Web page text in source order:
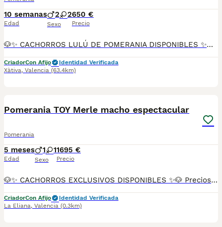
10 semanas
Edad
2 2
Sexo
650 €
Precio
🐶✨ CACHORROS LULÚ DE POMERANIA DISPONIBLES ✨🐶 Preciosa camada de Lulú de Pomerania nacida el 26 de mayo, criada en ambiente familiar con todo el cariño, atención y cuidados necesarios para garantizar cachorros sanos, equilibrados y correctamente socializados. ✅ Pedigree ✅ Vacunas correspondientes a su edad ✅ Desparasitados ✅ Revisión veterinaria ✅ Cartilla sanitaria ✅ Núcleo Zoológico autorizado ✅ Cría familiar 🌟 Disponibles en diferentes colores y variedades: 🐾 Negro fuego 🐾 Mirlo (Merle) 🐾 Parti Color 🐾 Y otros colores disponibles según camada Nuestros cachorros destacan por su abundante pelaje, expresión dulce y excelente carácter. Son criados dentro del hogar, acostumbrados al contacto diario con personas y a la convivencia familiar. 🏆 Los padres proceden de líneas seleccionadas y participan en exposiciones y concursos caninos, obteniendo excelentes valoraciones por su belleza, estructura y tipicidad racial. ❤️ Alegres, inteligentes y muy cariñosos. ❤️ Perfectos como perros de compañía. ❤️ Adaptables tanto a familias como a personas que viven solas. 💶 Precio: desde 650 € hasta 1.100 €, según color, sexo y características del ejemplar. 📸 Disponemos de fotografías, vídeos e información de los cachorros y sus progenitores. 📩 Contacta para conocer disponibilidad y recibir más información sin compromiso. Buscamos hogares responsables donde nuestros pequeños puedan crecer rodeados de cariño y cuidados.
CriadorCon Afijo
Identidad Verificada
Xàtiva, Valencia (63.4km)
Pomerania TOY Merle macho espectacular
Pomerania
5 meses
Edad
1 1
Sexo
1695 €
Precio
🐶✨ CACHORROS EXCLUSIVOS DISPONIBLES ✨🐶 Preciosos cachorros criados en ambiente familiar, rodeados de amor y cuidados desde el primer día ❤️ Totalmente socializados, cariñosos y acostumbrados al contacto con personas. 📦 Se entregan con todas las garantías: ✔️ Cartilla sanitaria ✔️ Vacunación al día 💉 ✔️ Desparasitación completa ✅ ✔️ Garantía vírica 😷 ✔️ Garantía congénita 👌 ✔️ Contrato de entrega ✍️ 📸 Síguenos en Instagram: @fincapaunais para ver fotos y vídeos reales ⚠️ Disponibilidad limitada ⚠️ Se reservan rápido. 📲 Contacto directo por WhatsApp: 671 454 202 Solo personas responsables
CriadorCon Afijo
Identidad Verificada
La Eliana, Valencia (0.3km)